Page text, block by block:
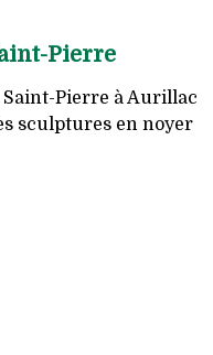
Pierre
Saint-Pierre à Aurillac
sculptures en noyer